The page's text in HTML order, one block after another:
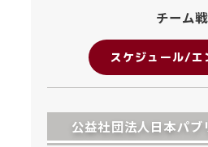
チーム戦
スケジュール/エ
公益社団法人日本パ